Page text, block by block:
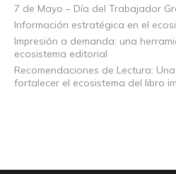
7 de Mayo – Día del Trabajador
Información estratégica en el
Impresión a demanda: una
ecosistema editorial
Recomendaciones de Lectura:
fortalecer el ecosistema del libro